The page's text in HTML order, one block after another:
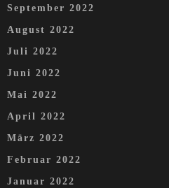
September 2022
August 2022
Juli 2022
Juni 2022
Mai 2022
April 2022
März 2022
Februar 2022
Januar 2022